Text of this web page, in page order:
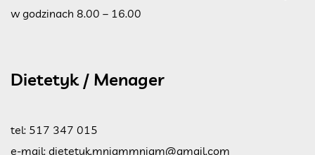
w godzinach 8.00 – 16.00
Dietetyk / Menager
tel: 517 347 015
e-mail: dietetyk.mniammniam@gmail.com